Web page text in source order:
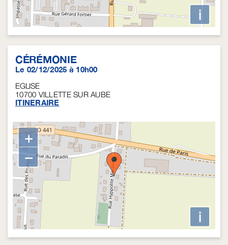
i
CÉRÉMONIE
Le 02/12/2025 à 10h00
EGLISE
10700 VILLETTE SUR AUBE
ITINERAIRE
+
−
i